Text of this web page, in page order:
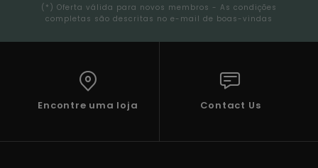
(*) Oferta válida para novos membros - As condições
completas são descritas no e-mail de boas-vindas
Encontre uma loja Contact Us